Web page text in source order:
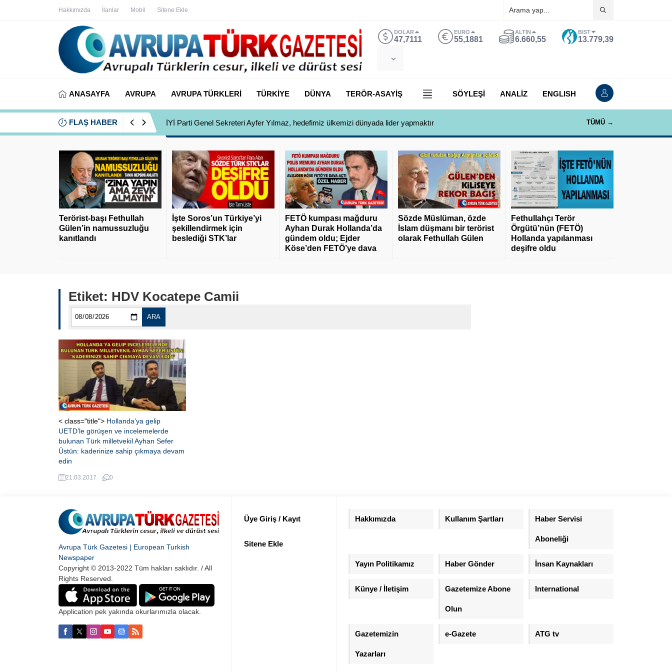
Hakkımızda İlanlar Mobil Sitene Ekle
DOLAR
47,7111
EURO
55,1881
ALTIN
6.660,55
BIST
13.779,39
ANASAYFA AVRUPA AVRUPA TÜRKLERİ TÜRKİYE DÜNYA TERÖR-ASAYİŞ SÖYLEŞİ ANALİZ ENGLISH
FLAŞ HABER İYİ Parti Genel Sekreteri Ayfer Yılmaz, hedefimiz ülkemizi dünyada lider yapmaktır TÜMÜ →
Terörist-başı Fethullah
Gülen’in namussuzluğu
kanıtlandı
İşte Soros’un Türkiye’yi
şekillendirmek için
beslediği STK’lar
FETÖ kumpası mağduru
Ayhan Durak Hollanda’da
gündem oldu; Ejder
Köse’den FETÖ’ye dava
Sözde Müslüman, özde
İslam düşmanı bir terörist
olarak Fethullah Gülen
Fethullahçı Terör
Örgütü’nün (FETÖ)
Hollanda yapılanması
deşifre oldu
Etiket: HDV Kocatepe Camii
ARA
< class="title"> Hollanda’ya gelip
UETD’le görüşen ve incelemelerde
bulunan Türk milletvekil Ayhan Sefer
Üstün: kaderinize sahip çıkmaya devam
edin
AK Parti Sakarya Milletvekili ve TBMM
eski İnsan Hakları İnceleme Komisyonu
Türk sivil toplum kuruluşları'yla buluştu.
21.03.2017 0
Avrupa Türk Gazetesi | European Turkish
Newspaper
Copyright © 2013-2022 Tüm hakları saklıdır. / All
Rights Reserved.
Application pek yakında okurlarımızla olacak.
Üye Giriş / Kayıt
Sitene Ekle
Hakkımızda Kullanım Şartları Haber Servisi
Aboneliği
Yayın Politikamız Haber Gönder İnsan Kaynakları
Künye / İletişim Gazetemize Abone
Olun
International
Gazetemizin
Yazarları
e-Gazete ATG tv